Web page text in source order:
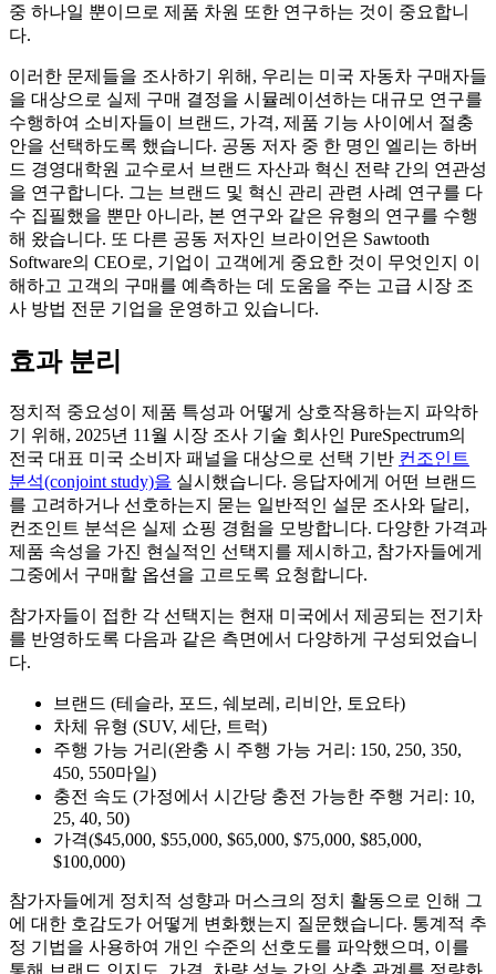
중 하나일 뿐이므로 제품 차원 또한 연구하는 것이 중요합니
다.
이러한 문제들을 조사하기 위해, 우리는 미국 자동차 구매자들
을 대상으로 실제 구매 결정을 시뮬레이션하는 대규모 연구를
수행하여 소비자들이 브랜드, 가격, 제품 기능 사이에서 절충
안을 선택하도록 했습니다. 공동 저자 중 한 명인 엘리는 하버
드 경영대학원 교수로서 브랜드 자산과 혁신 전략 간의 연관성
을 연구합니다. 그는 브랜드 및 혁신 관리 관련 사례 연구를 다
수 집필했을 뿐만 아니라, 본 연구와 같은 유형의 연구를 수행
해 왔습니다. 또 다른 공동 저자인 브라이언은 Sawtooth
Software의 CEO로, 기업이 고객에게 중요한 것이 무엇인지 이
해하고 고객의 구매를 예측하는 데 도움을 주는 고급 시장 조
사 방법 전문 기업을 운영하고 있습니다.
효과 분리
정치적 중요성이 제품 특성과 어떻게 상호작용하는지 파악하
기 위해, 2025년 11월 시장 조사 기술 회사인 PureSpectrum의
전국 대표 미국 소비자 패널을 대상으로 선택 기반 컨조인트
분석(conjoint study)을 실시했습니다. 응답자에게 어떤 브랜드
를 고려하거나 선호하는지 묻는 일반적인 설문 조사와 달리,
컨조인트 분석은 실제 쇼핑 경험을 모방합니다. 다양한 가격과
제품 속성을 가진 현실적인 선택지를 제시하고, 참가자들에게
그중에서 구매할 옵션을 고르도록 요청합니다.
참가자들이 접한 각 선택지는 현재 미국에서 제공되는 전기차
를 반영하도록 다음과 같은 측면에서 다양하게 구성되었습니
다.
브랜드 (테슬라, 포드, 쉐보레, 리비안, 토요타)
차체 유형 (SUV, 세단, 트럭)
주행 가능 거리(완충 시 주행 가능 거리: 150, 250, 350,
450, 550마일)
충전 속도 (가정에서 시간당 충전 가능한 주행 거리: 10,
25, 40, 50)
가격($45,000, $55,000, $65,000, $75,000, $85,000,
$100,000)
참가자들에게 정치적 성향과 머스크의 정치 활동으로 인해 그
에 대한 호감도가 어떻게 변화했는지 질문했습니다. 통계적 추
정 기법을 사용하여 개인 수준의 선호도를 파악했으며, 이를